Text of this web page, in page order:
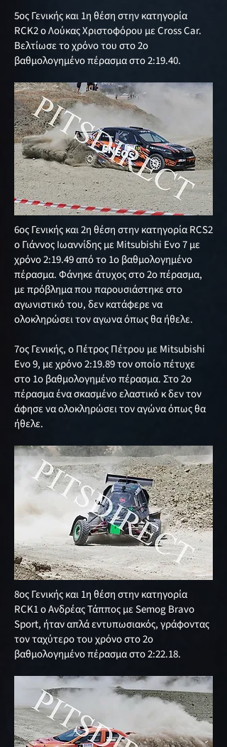
5ος Γενικής και 1η θέση στην κατηγορία
RCK2 ο Λούκας Χριστοφόρου με Cross Car.
Βελτίωσε το χρόνο του στο 2ο
βαθμολογημένο πέρασμα στο 2:19.40.
6ος Γενικής και 2η θέση στην κατηγορία RCS2
ο Γιάννος Ιωαννίδης με Mitsubishi Evo 7 με
χρόνο 2:19.49 από το 1ο βαθμολογημένο
πέρασμα. Φάνηκε άτυχος στο 2ο πέρασμα,
με πρόβλημα που παρουσιάστηκε στο
αγωνιστικό του, δεν κατάφερε να
ολοκληρώσει τον αγωνα όπως θα ήθελε.
7ος Γενικής, ο Πέτρος Πέτρου με Mitsubishi
Evo 9, με χρόνο 2:19.89 τον οποίο πέτυχε
στο 1ο βαθμολογημένο πέρασμα. Στο 2ο
πέρασμα ένα σκασμένο ελαστικό κ δεν τον
άφησε να ολοκληρώσει τον αγώνα όπως θα
ήθελε.
8oς Γενικής και 1η θέση στην κατηγορία
RCK1 ο Ανδρέας Τάππος με Semog Bravo
Sport, ήταν απλά εντυπωσιακός, γράφοντας
τον ταχύτερο του χρόνο στο 2ο
βαθμολογημένο πέρασμα στο 2:22.18.